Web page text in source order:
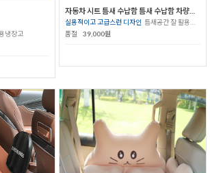
냉장고
자동차 시트 틈새 수납함 틈새 수납함 차량용 장식 용품
실용적이고 고급스런 디자인 틈새공간 잘 활용하기
품절
39,000원